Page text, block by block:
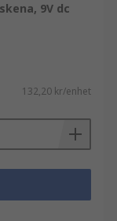
9V dc
132,20 kr/enhet